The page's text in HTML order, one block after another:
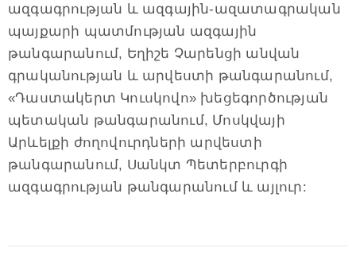
ազգագրության և ազգային-ազատագրական
պայքարի պատմության ազգային
թանգարանում, Եղիշե Չարենցի անվան
գրականության և արվեստի թանգարանում,
«Դաստակերտ Կուսկովո» խեցեգործության
պետական թանգարանում, Մոսկվայի
Արևելքի ժողովուրդների արվեստի
թանգարանում, Սանկտ Պետերբուրգի
ազգագրության թանգարանում և այլուր: